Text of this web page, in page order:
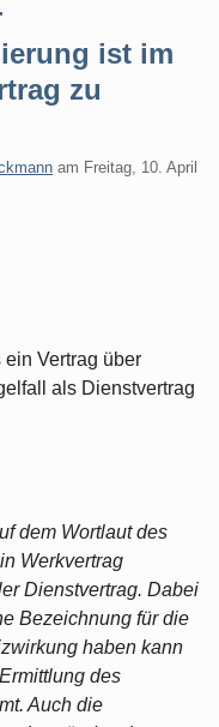
ist im
zu
am Freitag, 10. April
Vertrag über
als Dienstvertrag
dem Wortlaut des
Werkvertrag
Dienstvertrag. Dabei
Bezeichnung für die
haben kann
des
Auch die